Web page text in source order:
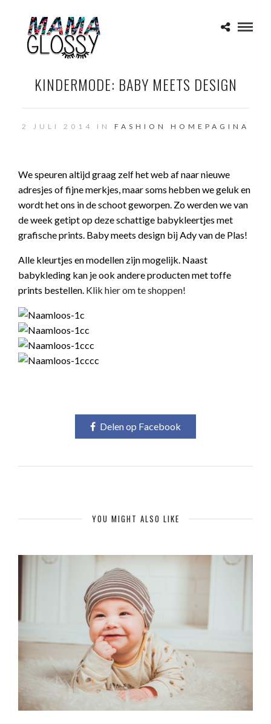
KINDERMODE: BABY MEETS DESIGN
2 JULI 2014 IN FASHION HOMEPAGINA
We speuren altijd graag zelf het web af naar nieuwe
adresjes of fijne merkjes, maar soms hebben we geluk en
wordt het ons in de schoot geworpen. Zo werden we van
de week getipt op deze schattige babykleertjes met
grafische prints. Baby meets design bij Ady van de Plas!
Alle kleurtjes en modellen zijn mogelijk. Naast
babykleding kan je ook andere producten met toffe
prints bestellen. Klik hier om te shoppen!
Delen op Facebook
YOU MIGHT ALSO LIKE